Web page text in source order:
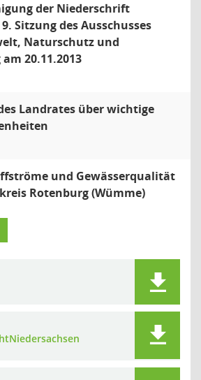
der Niederschrift
Sitzung des Ausschusses
Naturschutz und
20.11.2013
Landrates über wichtige
und Gewässerqualität
Rotenburg (Wümme)